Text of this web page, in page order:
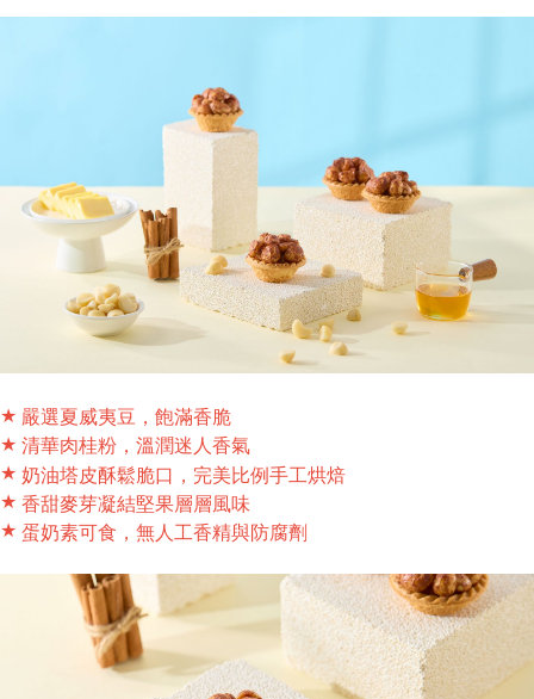
★ 嚴選夏威夷豆，飽滿香脆
★ 清華肉桂粉，溫潤迷人香氣
★ 奶油塔皮酥鬆脆口，完美比例手工烘焙
★ 香甜麥芽凝結堅果層層風味
★ 蛋奶素可食，無人工香精與防腐劑